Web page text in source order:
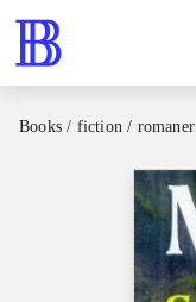
Books / fiction / romaner